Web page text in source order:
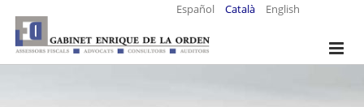
Español Català English